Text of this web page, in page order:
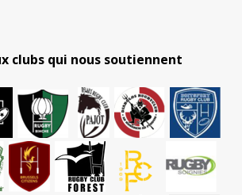
clubs qui nous soutiennent